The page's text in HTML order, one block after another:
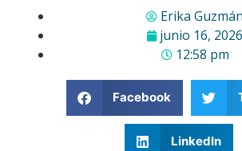
Erika Guzmán
junio 16, 2026
12:58 pm
Facebook
LinkedIn